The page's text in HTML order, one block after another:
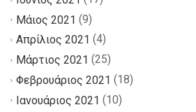
Μάιος 2021 (9)
Απρίλιος 2021 (4)
Μάρτιος 2021 (25)
Φεβρουάριος 2021 (18)
Ιανουάριος 2021 (10)